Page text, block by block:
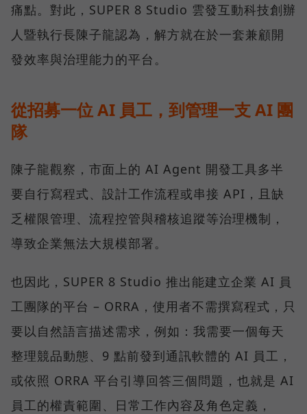
痛點。對此，SUPER 8 Studio 雲發互動科技創辦
人暨執行長陳子龍認為，解方就在於一套兼顧開
發效率與治理能力的平台。
從招募一位 AI 員工，到管理一支 AI 團
隊
陳子龍觀察，市面上的 AI Agent 開發工具多半
要自行寫程式、設計工作流程或串接 API，且缺
乏權限管理、流程控管與稽核追蹤等治理機制，
導致企業無法大規模部署。
也因此，SUPER 8 Studio 推出能建立企業 AI 員
工團隊的平台 – ORRA，使用者不需撰寫程式，只
要以自然語言描述需求，例如：我需要一個每天
整理競品動態、9 點前發到通訊軟體的 AI 員工，
或依照 ORRA 平台引導回答三個問題，也就是 AI
員工的權責範圍、日常工作內容及角色定義，